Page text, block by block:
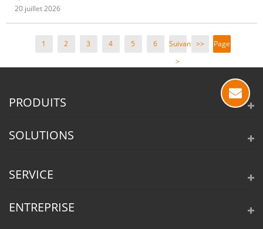
20 juillet 2026
1 2 3 4 5 6
Suivant
>
>>
Page
PRODUITS
SOLUTIONS
SERVICE
ENTREPRISE